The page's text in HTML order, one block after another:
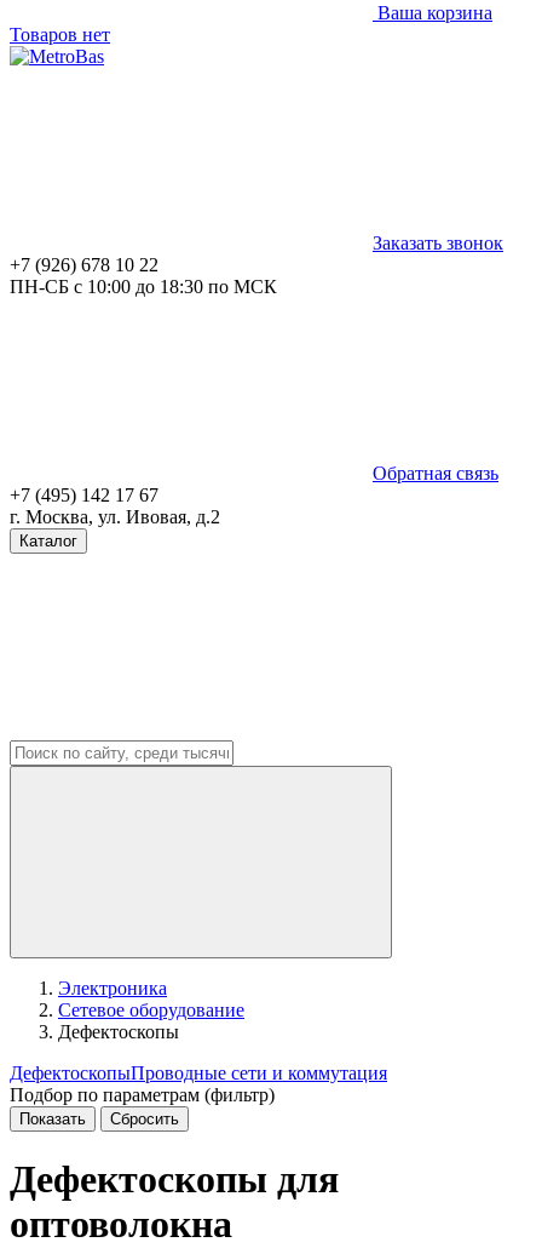
Ваша корзина
Товаров нет
Заказать звонок
+7 (926) 678 10 22
ПН-СБ с 10:00 до 18:30 по МСК
Обратная связь
+7 (495) 142 17 67
г. Москва, ул. Ивовая, д.2
Каталог
Электроника
Сетевое оборудование
Дефектоскопы
ДефектоскопыПроводные сети и коммутация
Подбор по параметрам (фильтр)
Дефектоскопы для
оптоволокна